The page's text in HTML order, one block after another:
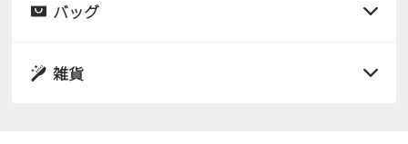
スニーカー
サンダル
サンダル
バッグ
雑貨